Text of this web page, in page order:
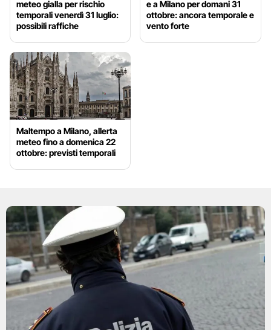
meteo gialla per rischio
temporali venerdì 31 luglio:
possibili raffiche
e a Milano per domani 31
ottobre: ancora temporale e
vento forte
Maltempo a Milano, allerta
meteo fino a domenica 22
ottobre: previsti temporali